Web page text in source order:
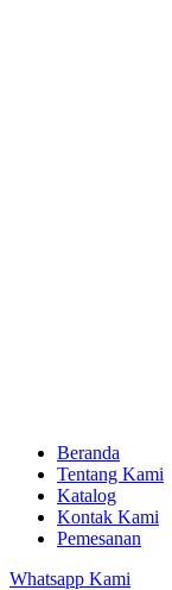
Beranda
Tentang Kami
Katalog
Kontak Kami
Pemesanan
Whatsapp Kami